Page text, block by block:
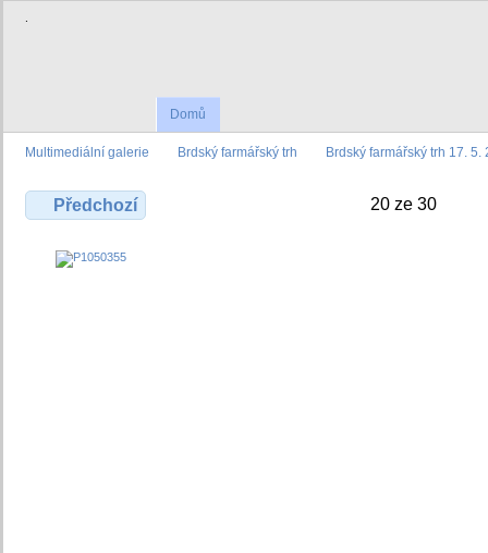
.
Domů
Multimediální galerie Brdský farmářský trh Brdský farmářský trh 17. 5.
Předchozí 20 ze 30